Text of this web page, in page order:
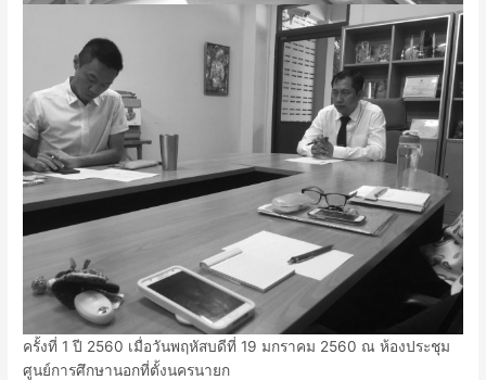
ครั้งที่ 1 ปี 2560 เมื่อวันพฤหัสบดีที่ 19 มกราคม 2560 ณ ห้องประชุม
ศูนย์การศึกษานอกที่ตั้งนครนายก